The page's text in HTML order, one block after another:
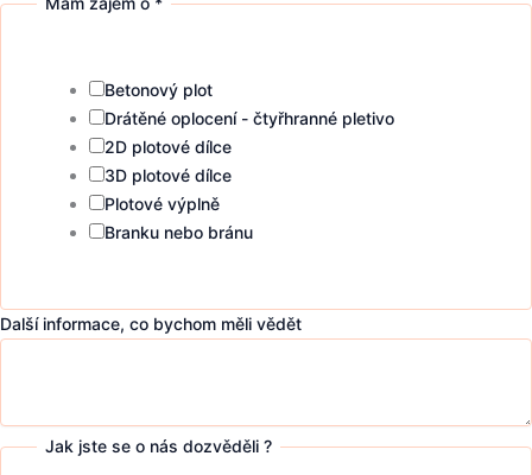
Betonový plot
Drátěné oplocení - čtyřhranné pletivo
2D plotové dílce
3D plotové dílce
Plotové výplně
Branku nebo bránu
Další informace, co bychom měli vědět
Jak jste se o nás dozvěděli ?